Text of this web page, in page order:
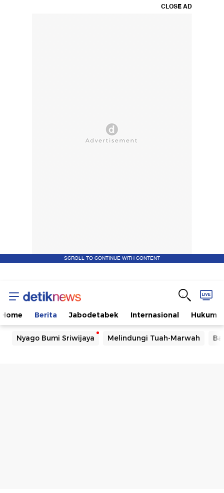
CLOSE AD
SCROLL TO CONTINUE WITH CONTENT
Home Berita Jabodetabek Internasional Hukum
Nyago Bumi Sriwijaya Melindungi Tuah-Marwah